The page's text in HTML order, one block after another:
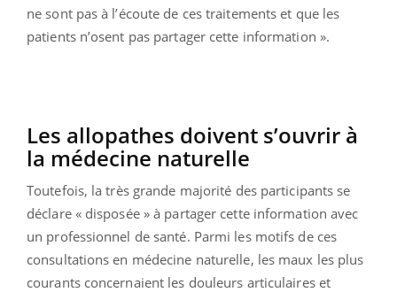
ne sont pas à l’écoute de ces traitements et que les
patients n’osent pas partager cette information ».
Les allopathes doivent s’ouvrir à
la médecine naturelle
Toutefois, la très grande majorité des participants se
déclare « disposée » à partager cette information avec
un professionnel de santé. Parmi les motifs de ces
consultations en médecine naturelle, les maux les plus
courants concernaient les douleurs articulaires et